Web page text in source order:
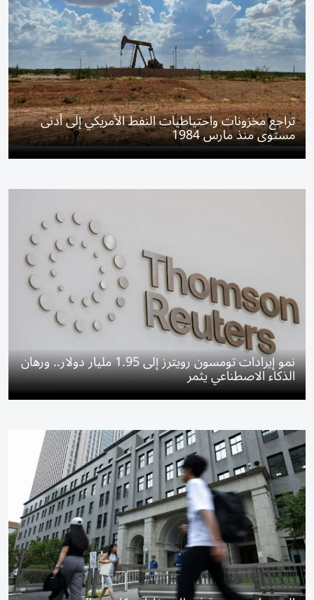
تراجع مخزونات واحتياطيات النفط الأمريكي إلى أدنى
مستوى منذ مارس 1984
نمو إيرادات تومسون رويترز إلى 1.95 مليار دولار.. ورهان
الذكاء الاصطناعي يثمر